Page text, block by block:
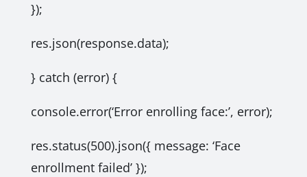
});
res.json(response.data);
} catch (error) {
console.error(‘Error enrolling face:’, error);
res.status(500).json({ message: ‘Face
enrollment failed’ });